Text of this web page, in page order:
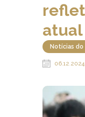
atual
Notícias do